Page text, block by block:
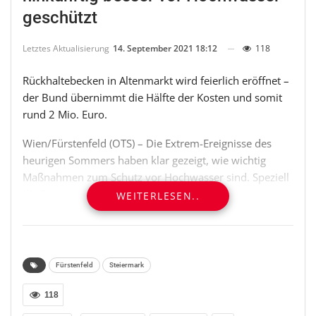
geschützt
Letztes Aktualisierung 14. September 2021 18:12 118
Rückhaltebecken in Altenmarkt wird feierlich eröffnet –
der Bund übernimmt die Hälfte der Kosten und somit
rund 2 Mio. Euro.
Wien/Fürstenfeld (OTS) – Die Extrem-Ereignisse des
heurigen Sommers haben klar gezeigt, wie wichtig
Maßnahmen zum Schutz vor Hochwasser sind. Speziell
die Steiermark war immer wieder von starken
Unwettern betroffen. Für Fürstenfeld hat sich durch ein
Hochwasserschutzprojekt die Situation deutlich
konnten in Altenmarkt die
Rückhaltebeckens mit einem Fassungsvermögen von
rund 500.000 Kubikmetern abgeschlossen werden.
WEITERLESEN..
Fürstenfeld Steiermark
118